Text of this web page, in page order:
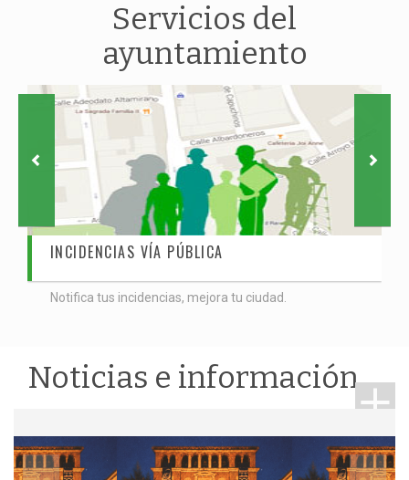
Servicios del
ayuntamiento
INCIDENCIAS VÍA PÚBLICA
Notifica tus incidencias, mejora tu ciudad.
Noticias e información